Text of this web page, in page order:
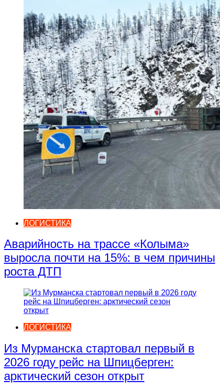
ЛОГИСТИКА
Аварийность на трассе «Колыма»
выросла почти на 15%: в чем причины
роста ДТП
ЛОГИСТИКА
Из Мурманска стартовал первый в
2026 году рейс на Шпицберген:
арктический сезон открыт